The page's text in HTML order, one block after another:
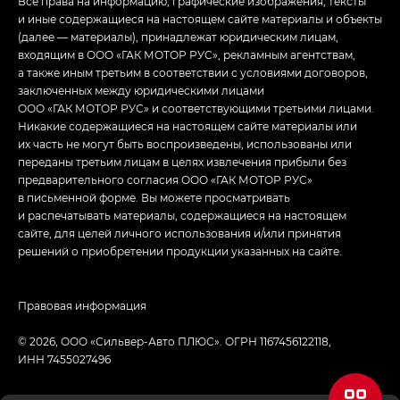
и иные содержащиеся на настоящем сайте материалы и объекты
(далее — материалы), принадлежат юридическим лицам,
входящим в ООО «ГАК МОТОР РУС», рекламным агентствам,
а также иным третьим в соответствии с условиями договоров,
заключенных между юридическими лицами
ООО «ГАК МОТОР РУС» и соответствующими третьими лицами.
Никакие содержащиеся на настоящем сайте материалы или
их часть не могут быть воспроизведены, использованы или
переданы третьим лицам в целях извлечения прибыли без
предварительного согласия ООО «ГАК МОТОР РУС»
в письменной форме. Вы можете просматривать
и распечатывать материалы, содержащиеся на настоящем
сайте, для целей личного использования и/или принятия
решений о приобретении продукции указанных на сайте.
© 2026, ООО «‎Сильвер-Авто ПЛЮС». ОГРН 1167456122118,
ИНН 7455027496
Правовая информация